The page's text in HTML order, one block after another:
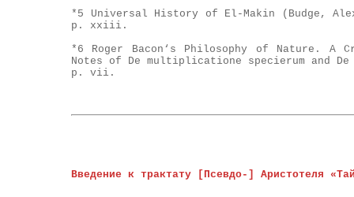
*5 Universal History of El-Makin (Budge,
p. xxiii.
*6 Roger Bacon‘s Philosophy of Nature.
Notes of De multiplicatione specierum and
p. vii.
Введение к трактату [Псевдо-] Аристотеля